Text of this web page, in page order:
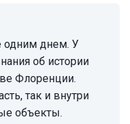
об истории
Флоренции.
так и внутри
объекты.